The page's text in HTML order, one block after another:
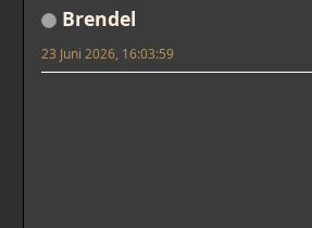
Brendel
23 Juni 2026, 16:03:59